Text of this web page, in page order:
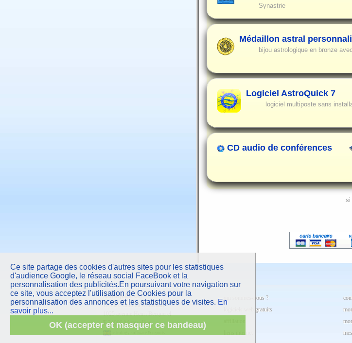
Ce site partage des cookies d'autres sites pour les statistiques
d'audience Google, le réseau social FaceBook et la
personnalisation des publicités.En poursuivant votre navigation sur
ce site, vous acceptez l'utilisation de Cookies pour la
personnalisation des annonces et les statistiques de visites. En
savoir plus...
OK (accepter et masquer ce bandeau)
Synastrie
Médaillon astral
bijou astrologique en bronze
Logiciel AstroQuick 7
logiciel multiposte sans
CD audio de conférences
si
AstroQuicksarl
10 Parc Club du Millénaire
1025 avenue Henri Becquerel
F 34000 Montpellier
qui sommes-nous ?
logiciels web gratuits